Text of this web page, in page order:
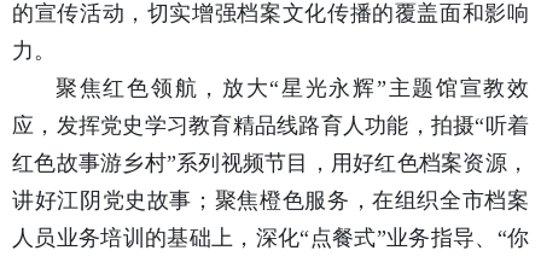
的宣传活动，切实增强档案文化传播的覆盖面和影响
力。
聚焦红色领航，放大“星光永辉”主题馆宣教效
应，发挥党史学习教育精品线路育人功能，拍摄“听着
红色故事游乡村”系列视频节目，用好红色档案资源，
讲好江阴党史故事；聚焦橙色服务，在组织全市档案
人员业务培训的基础上，深化“点餐式”业务指导、“你